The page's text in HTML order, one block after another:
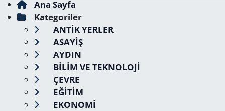
Ana Sayfa
Kategoriler
ANTİK YERLER
ASAYİŞ
AYDIN
BİLİM VE TEKNOLOJİ
ÇEVRE
EĞİTİM
EKONOMİ